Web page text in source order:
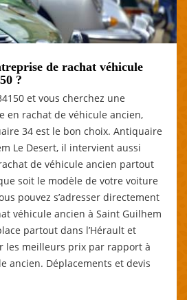
de rachat véhicule
?
et vous cherchez une
en rachat de véhicule ancien,
34 est le bon choix. Antiquaire
Le Desert, il intervient aussi
de véhicule ancien partout
soit le modèle de votre voiture
pouvez s’adresser directement
véhicule ancien à Saint Guilhem
partout dans l’Hérault et
les meilleurs prix par rapport à
ancien. Déplacements et devis